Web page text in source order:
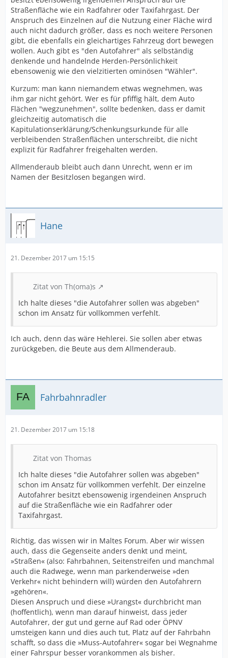
Straßenfläche wie ein Radfahrer oder Taxifahrgast. Der
Anspruch des Einzelnen auf die Nutzung einer Fläche wird
auch nicht dadurch größer, dass es noch weitere Personen
gibt, die ebenfalls ein gleichartiges Fahrzeug dort bewegen
wollen. Auch gibt es "den Autofahrer" als selbständig
denkende und handelnde Herden-Persönlichkeit
ebensowenig wie den vielzitierten ominösen "Wähler".
Kurzum: man kann niemandem etwas wegnehmen, was
ihm gar nicht gehört. Wer es für pfiffig hält, dem Auto
Flächen "wegzunehmen", sollte bedenken, dass er damit
gleichzeitig automatisch die
Kapitulationserklärung/Schenkungsurkunde für alle
verbleibenden Straßenflächen unterschreibt, die nicht
explizit für Radfahrer freigehalten werden.
Allmenderaub bleibt auch dann Unrecht, wenn er im
Namen der Besitzlosen begangen wird.
Hane
21. Dezember 2017 um 15:15
Zitat von Th(oma)s
Ich halte dieses "die Autofahrer sollen was abgeben"
schon im Ansatz für vollkommen verfehlt.
Ich auch, denn das wäre Hehlerei. Sie sollen aber etwas
zurückgeben, die Beute aus dem Allmenderaub.
Fahrbahnradler
21. Dezember 2017 um 15:18
Zitat von Thomas
Ich halte dieses "die Autofahrer sollen was abgeben"
schon im Ansatz für vollkommen verfehlt. Der einzelne
Autofahrer besitzt ebensowenig irgendeinen Anspruch
auf die Straßenfläche wie ein Radfahrer oder
Taxifahrgast.
Richtig, das wissen wir in Maltes Forum. Aber wir wissen
auch, dass die Gegenseite anders denkt und meint,
»Straßen« (also: Fahrbahnen, Seitenstreifen und manchmal
auch die Radwege, wenn man parkenderweise »den
Verkehr« nicht behindern will) würden den Autofahrern
»gehören«.
Diesen Anspruch und diese »Urangst« durchbricht man
(hoffentlich), wenn man darauf hinweist, dass jeder
Autofahrer, der gut und gerne auf Rad oder ÖPNV
umsteigen kann und dies auch tut, Platz auf der Fahrbahn
schafft, so dass die »Muss-Autofahrer« sogar bei Wegnahme
einer Fahrspur besser vorankommen als bisher.